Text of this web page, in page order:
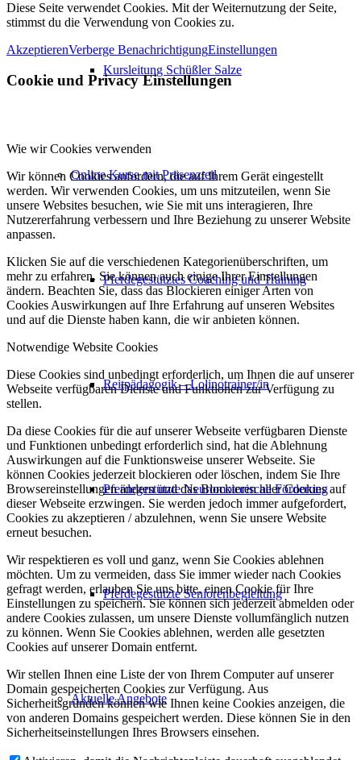
Kursleitung Schüßler Salze
Online Kurse mit Präsenzteil
Pferdegestütztes Coaching und Training
Reitpädagogik – Lolinotrainer/in
Pferdegestützte Neuromotorische Förderung
Pferdegestützte Seniorenbegleitung
Aktuelle Angebote
Diese Seite verwendet Cookies. Mit der Weiternutzung der Seite,
stimmst du die Verwendung von Cookies zu.
AkzeptierenVerberge BenachrichtigungEinstellungen
Cookie und Privacy Einstellungen
Wie wir Cookies verwenden
Wir können Cookies anfordern, die auf Ihrem Gerät eingestellt
werden. Wir verwenden Cookies, um uns mitzuteilen, wenn Sie
unsere Websites besuchen, wie Sie mit uns interagieren, Ihre
Nutzererfahrung verbessern und Ihre Beziehung zu unserer Website
anpassen.
Klicken Sie auf die verschiedenen Kategorienüberschriften, um
mehr zu erfahren. Sie können auch einige Ihrer Einstellungen
ändern. Beachten Sie, dass das Blockieren einiger Arten von
Cookies Auswirkungen auf Ihre Erfahrung auf unseren Websites
und auf die Dienste haben kann, die wir anbieten können.
Notwendige Website Cookies
Diese Cookies sind unbedingt erforderlich, um Ihnen die auf unserer
Webseite verfügbaren Dienste und Funktionen zur Verfügung zu
stellen.
Da diese Cookies für die auf unserer Webseite verfügbaren Dienste
und Funktionen unbedingt erforderlich sind, hat die Ablehnung
Auswirkungen auf die Funktionsweise unserer Webseite. Sie
können Cookies jederzeit blockieren oder löschen, indem Sie Ihre
Browsereinstellungen ändern und das Blockieren aller Cookies auf
dieser Webseite erzwingen. Sie werden jedoch immer aufgefordert,
Cookies zu akzeptieren / abzulehnen, wenn Sie unsere Website
erneut besuchen.
Wir respektieren es voll und ganz, wenn Sie Cookies ablehnen
möchten. Um zu vermeiden, dass Sie immer wieder nach Cookies
gefragt werden, erlauben Sie uns bitte, einen Cookie für Ihre
Einstellungen zu speichern. Sie können sich jederzeit abmelden oder
andere Cookies zulassen, um unsere Dienste vollumfänglich nutzen
zu können. Wenn Sie Cookies ablehnen, werden alle gesetzten
Cookies auf unserer Domain entfernt.
Wir stellen Ihnen eine Liste der von Ihrem Computer auf unserer
Domain gespeicherten Cookies zur Verfügung. Aus
Sicherheitsgründen können wie Ihnen keine Cookies anzeigen, die
von anderen Domains gespeichert werden. Diese können Sie in den
Sicherheitseinstellungen Ihres Browsers einsehen.